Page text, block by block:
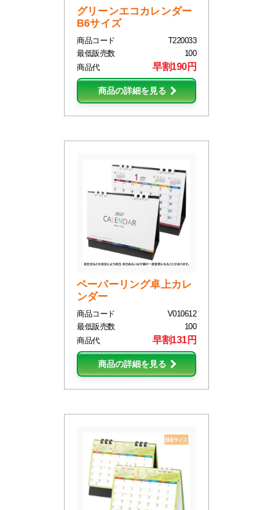
グリーンエコカレンダー
B6サイズ
商品コード
T220033
最低販売数
100
商品代
早割190円
商品の詳細を見る
ペーパーリング卓上カレ
ンダー
商品コード
V010612
最低販売数
100
商品代
早割131円
商品の詳細を見る